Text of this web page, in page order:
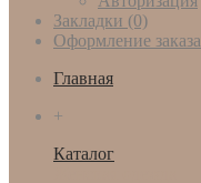
Закладки (0)
Оформление заказа
Главная
+
Каталог